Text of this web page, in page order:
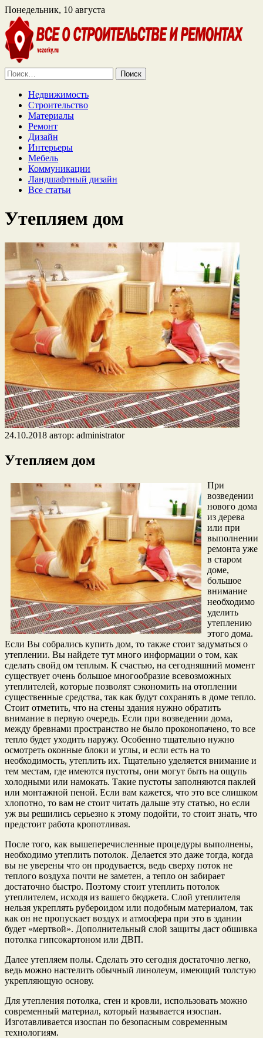
Понедельник, 10 августа
Найти:
Недвижимость
Строительство
Материалы
Ремонт
Дизайн
Интерьеры
Мебель
Коммуникации
Ландшафтный дизайн
Все статьи
Утепляем дом
24.10.2018 автор: administrator
Утепляем дом
При
возведении
нового дома
из дерева
или при
выполнении
ремонта уже
в старом
доме,
большое
внимание
необходимо
уделить
утеплению
этого дома.
Если Вы собрались купить дом, то также стоит задуматься о
утеплении. Вы найдете тут много информации о том, как
сделать свойд ом теплым. К счастью, на сегодняшний момент
существует очень большое многообразие всевозможных
утеплителей, которые позволят сэкономить на отоплении
существенные средства, так как будут сохранять в доме тепло.
Стоит отметить, что на стены здания нужно обратить
внимание в первую очередь. Если при возведении дома,
между бревнами пространство не было проконопачено, то все
тепло будет уходить наружу. Особенно тщательно нужно
осмотреть оконные блоки и углы, и если есть на то
необходимость, утеплить их. Тщательно уделяется внимание и
тем местам, где имеются пустоты, они могут быть на ощупь
холодными или намокать. Такие пустоты заполняются паклей
или монтажной пеной. Если вам кажется, что это все слишком
хлопотно, то вам не стоит читать дальше эту статью, но если
уж вы решились серьезно к этому подойти, то стоит знать, что
предстоит работа кропотливая.
После того, как вышеперечисленные процедуры выполнены,
необходимо утеплить потолок. Делается это даже тогда, когда
вы не уверены что он продувается, ведь сверху поток не
теплого воздуха почти не заметен, а тепло он забирает
достаточно быстро. Поэтому стоит утеплить потолок
утеплителем, исходя из вашего бюджета. Слой утеплителя
нельзя укреплять рубероидом или подобным материалом, так
как он не пропускает воздух и атмосфера при это в здании
будет «мертвой». Дополнительный слой защиты даст обшивка
потолка гипсокартоном или ДВП.
Далее утепляем полы. Сделать это сегодня достаточно легко,
ведь можно настелить обычный линолеум, имеющий толстую
укрепляющую основу.
Для утепления потолка, стен и кровли, использовать можно
современный материал, который называется изоспан.
Изготавливается изоспан по безопасным современным
технологиям.